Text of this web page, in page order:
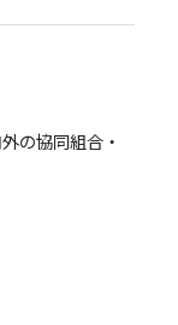
の協同組合・